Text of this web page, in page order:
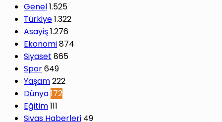
Genel1.525
Türkiye1.322
Asayiş1.276
Ekonomi874
Siyaset 865
Spor649
Yaşam222
Dünya172
Eğitim111
Sivas Haberleri 49